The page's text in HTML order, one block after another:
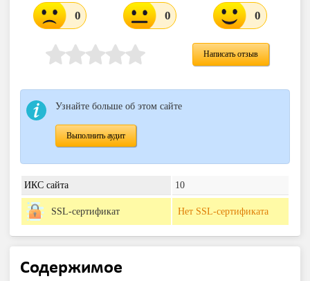
0 0 0
Написать отзыв
Узнайте больше об этом сайте
Выполнить аудит
ИКС сайта 10
SSL-сертификат Нет SSL-сертификата
Содержимое